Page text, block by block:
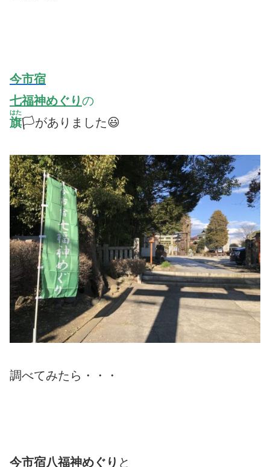
今市宿
七福神めぐりの
旗
はた
🏳がありました😃
調べてみたら・・・
今市宿八福神めぐり と